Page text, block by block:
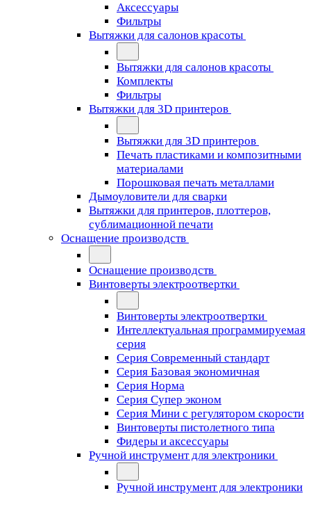
Аксессуары
Фильтры
Вытяжки для салонов красоты
Вытяжки для салонов красоты
Комплекты
Фильтры
Вытяжки для 3D принтеров
Вытяжки для 3D принтеров
Печать пластиками и композитными
материалами
Порошковая печать металлами
Дымоуловители для сварки
Вытяжки для принтеров, плоттеров,
сублимационной печати
Оснащение производств
Оснащение производств
Винтоверты электроотвертки
Винтоверты электроотвертки
Интеллектуальная программируемая
серия
Серия Современный стандарт
Серия Базовая экономичная
Серия Норма
Серия Cупер эконом
Серия Мини с регулятором скорости
Винтоверты пистолетного типа
Фидеры и аксессуары
Ручной инструмент для электроники
Ручной инструмент для электроники